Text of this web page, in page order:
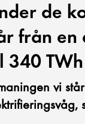
de
från en
340
vi